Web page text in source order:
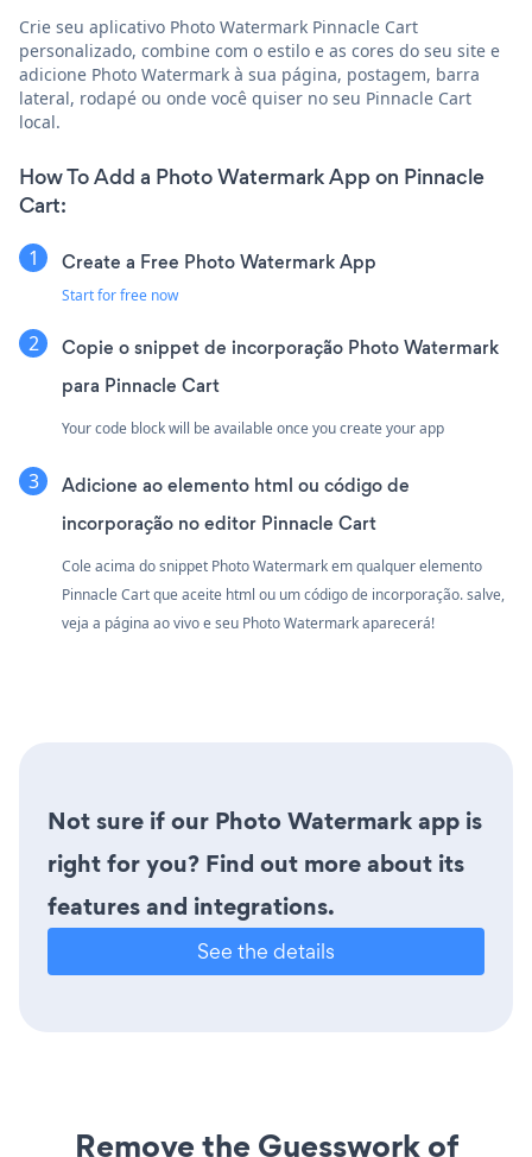
Crie seu aplicativo Photo Watermark Pinnacle Cart
personalizado, combine com o estilo e as cores do seu site e
adicione Photo Watermark à sua página, postagem, barra
lateral, rodapé ou onde você quiser no seu Pinnacle Cart
local.
How To Add a Photo Watermark App on Pinnacle
Cart:
Create a Free Photo Watermark App
Start for free now
Copie o snippet de incorporação Photo Watermark
para Pinnacle Cart
Your code block will be available once you create your app
Adicione ao elemento html ou código de
incorporação no editor Pinnacle Cart
Cole acima do snippet Photo Watermark em qualquer elemento
Pinnacle Cart que aceite html ou um código de incorporação. salve,
veja a página ao vivo e seu Photo Watermark aparecerá!
Not sure if our Photo Watermark app is
right for you? Find out more about its
features and integrations.
See the details
Remove the Guesswork of